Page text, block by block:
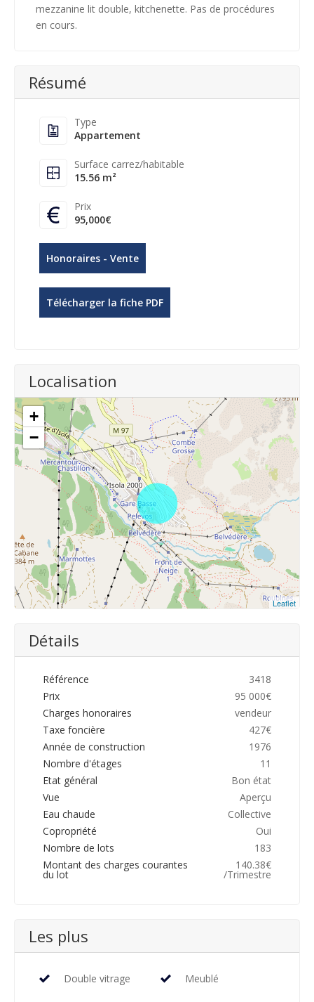
mezzanine lit double, kitchenette. Pas de procédures
en cours.
Résumé
Type
Appartement
Surface carrez/habitable
15.56 m²
Prix
95,000€
Honoraires - Vente
Télécharger la fiche PDF
Localisation
+
−
Leaflet
Détails
Référence
3418
Prix
95 000€
Charges honoraires
vendeur
Taxe foncière
427€
Année de construction
1976
Nombre d'étages
11
Etat général
Bon état
Vue
Aperçu
Eau chaude
Collective
Copropriété
Oui
Nombre de lots
183
Montant des charges courantes
du lot
140.38€
/Trimestre
Les plus
Double vitrage Meublé